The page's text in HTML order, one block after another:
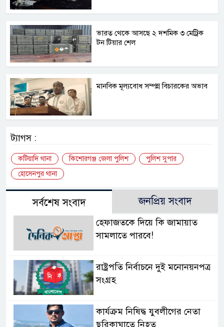
ভারত থেকে আসছে ২ দশমিক ৩ মেট্রিক
টন টিয়ার শেল
মানবিক মূল্যবোধ সম্পন্ন বিচারকের অভাব
ট্যাগস :
কটিয়াদি থানা কিশোরগঞ্জ জেলা পুলিশ
পুলিশ সুপার
হোসেনপুর থানা
সর্বশেষ সংবাদ জনপ্রিয় সংবাদ
হেফাজতকে দিয়ে কি জামায়াত
সামলাতে পারবে!
রাষ্ট্রপতি নির্বাচনে দুই মনোনয়নপত্র
সংগ্রহ
কার্যক্রম নিষিদ্ধ যুবলীগের নেতা
ছুরিকাঘাতে নিহত